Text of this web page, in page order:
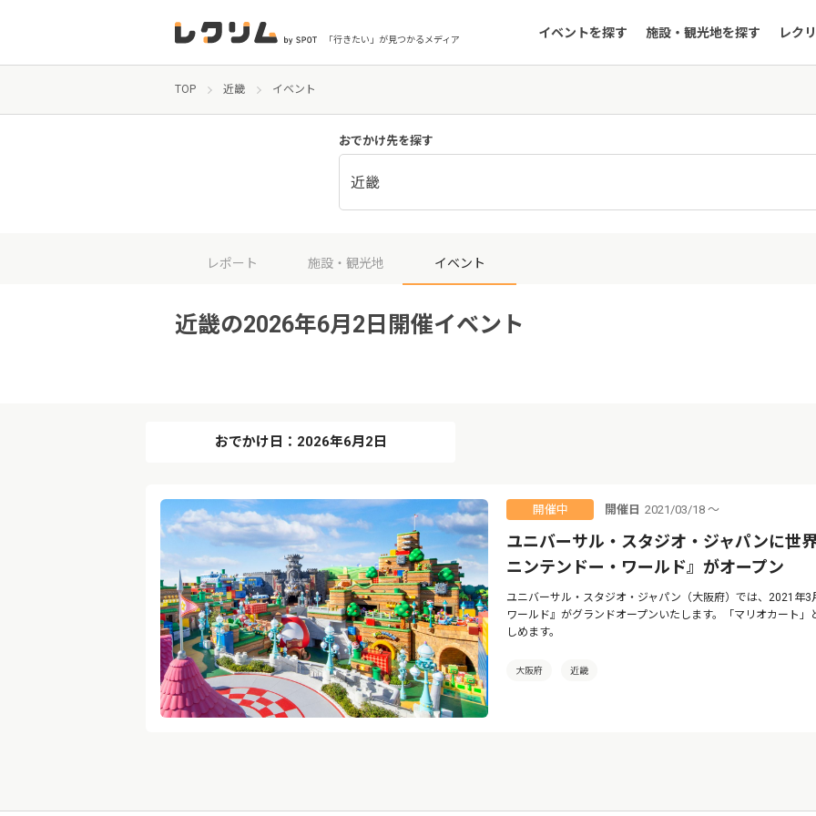
「行きたい」が見つかるメディア イベントを探す 施設・観光地を探す レク
TOP 近畿 イベント
おでかけ先を探す
近畿
レポート 施設・観光地 イベント
近畿の2026年6月2日開催イベント
おでかけ日：2026年6月2日
開催中 開催日 2021/03/18 ～
ユニバーサル・スタジオ・ジャパンに世
ニンテンドー・ワールド』がオープン
ユニバーサル・スタジオ・ジャパン（大阪府）では、2021年
ワールド』がグランドオープンいたします。「マリオカート
しめます。
大阪府 近畿